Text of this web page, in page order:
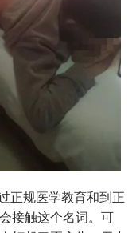
正规医学教育和到正
接触这个名词。可